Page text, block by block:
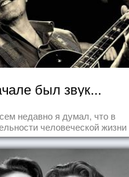
был звук...
недавно я думал, что в
человеческой жизни
какая-то ошибка.